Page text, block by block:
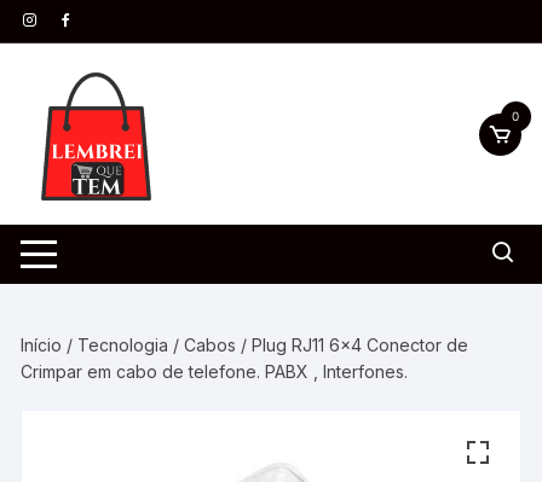
0
Início / Tecnologia /Cabos / Plug RJ11 6×4 Conector de
Crimpar em cabo de telefone. PABX , Interfones.